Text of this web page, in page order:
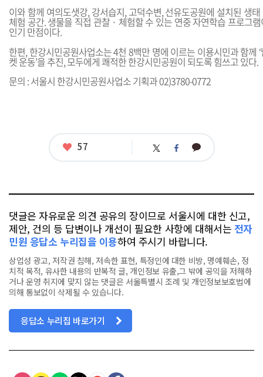
이와 함께 여의도샛강, 강서습지, 고덕수변, 선유도공원에 설치된 생
체험 공간. 생물을 직접 관찰 · 체험할 수 있는 연중 자연학습 프로그
인기 만점이다.
한편, 한강시민공원사업소는 4천 8백만 명에 이르는 이용시민과 함께
켓 운동’을 추진, 모두에게 쾌적한 한강시민공원이 되도록 힘쓰고 있다.
문의 : 서울시 한강시민공원사업소 기획과 02)3780-0772
좋
57 트 페 카
댓글은 자유로운 의견 공유의 장이므로 서울시에 대한 신고,
제안, 건의 등 답변이나 개선이 필요한 사항에 대해서는 전자
민원 응답소 누리집을 이용하여 주시기 바랍니다.
상업성 광고, 저작권 침해, 저속한 표현, 특정인에 대한 비방, 명예훼손, 정
치적 목적, 유사한 내용의 반복적 글, 개인정보 유출,그 밖에 공익을 저해하
거나 운영 취지에 맞지 않는 댓글은 서울특별시 조례 및 개인정보보호법에
의해 통보없이 삭제될 수 있습니다.
응답소 누리집 바로가기